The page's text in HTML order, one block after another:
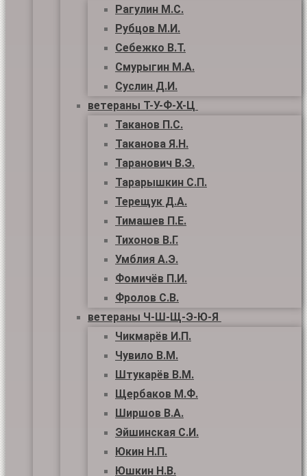
Рагулин М.С.
Рубцов М.И.
Себежко В.Т.
Смурыгин М.А.
Суслин Д.И.
ветераны Т-У-Ф-Х-Ц
Таканов П.С.
Таканова Я.Н.
Таранович В.Э.
Тарарышкин С.П.
Терещук Д.А.
Тимашев П.Е.
Тихонов В.Г.
Умблия А.Э.
Фомичёв П.И.
Фролов С.В.
ветераны Ч-Ш-Щ-Э-Ю-Я
Чикмарёв И.П.
Чувило В.М.
Штукарёв В.М.
Щербаков М.Ф.
Ширшов В.А.
Эйшинская С.И.
Юкин Н.П.
Юшкин Н.В.